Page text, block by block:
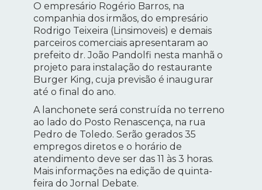
O empresário Rogério Barros, na
companhia dos irmãos, do empresário
Rodrigo Teixeira (Linsimoveis) e demais
parceiros comerciais apresentaram ao
prefeito dr. João Pandolfi nesta manhã o
projeto para instalação do restaurante
Burger King, cuja previsão é inaugurar
até o final do ano.
A lanchonete será construída no terreno
ao lado do Posto Renascença, na rua
Pedro de Toledo. Serão gerados 35
empregos diretos e o horário de
atendimento deve ser das 11 às 3 horas.
Mais informações na edição de quinta-
feira do Jornal Debate.